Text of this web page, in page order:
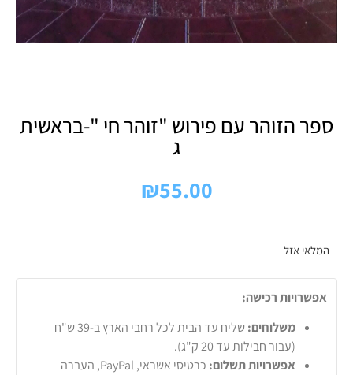
ספר הזוהר עם פירוש "זוהר חי "-בראשית
ג
₪55.00
המלאי אזל
אפשרויות רכישה:
משלוחים:
שליח עד הבית לכל רחבי הארץ ב-39 ש"ח
(עבור חבילות עד 20 ק"ג).
אפשרויות תשלום:
כרטיסי אשראי, PayPal, העברה